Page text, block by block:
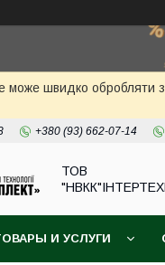
може швидко обробляти
+380 (93) 662-07-14
ТОВ
И УСЛУГИ